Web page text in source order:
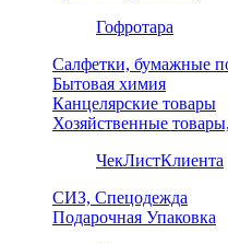
Гофротара
Салфетки, бумажные
Бытовая химия
Канцелярские товары
Хозяйственные
ЧекЛистКлиента
СИЗ, Спецодежда
Подарочная Упаковка